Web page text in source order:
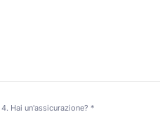
4. Hai un'assicurazione? *